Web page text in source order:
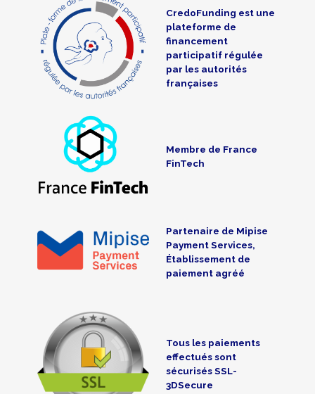
CredoFunding est une
plateforme de
financement
participatif régulée
par les autorités
françaises
Membre de France
FinTech
Partenaire de Mipise
Payment Services,
Établissement de
paiement agréé
Tous les paiements
effectués sont
sécurisés SSL-
3DSecure